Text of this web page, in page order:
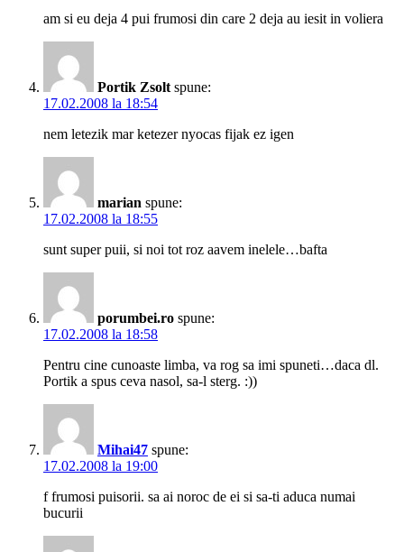
am si eu deja 4 pui frumosi din care 2 deja au iesit in voliera
Portik Zsolt spune:
17.02.2008 la 18:54
nem letezik mar ketezer nyocas fijak ez igen
marian spune:
17.02.2008 la 18:55
sunt super puii, si noi tot roz aavem inelele…bafta
porumbei.ro spune:
17.02.2008 la 18:58
Pentru cine cunoaste limba, va rog sa imi spuneti…daca dl.
Portik a spus ceva nasol, sa-l sterg. :))
Mihai47 spune:
17.02.2008 la 19:00
f frumosi puisorii. sa ai noroc de ei si sa-ti aduca numai
bucurii